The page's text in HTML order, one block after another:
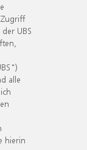
UBS
alle
hierin